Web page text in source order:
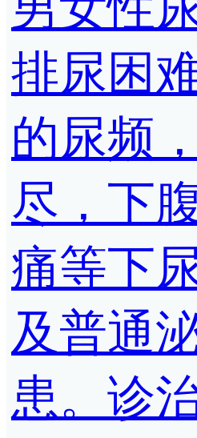
排尿困
的尿频
尽，下
痛等下
及普通
患。诊